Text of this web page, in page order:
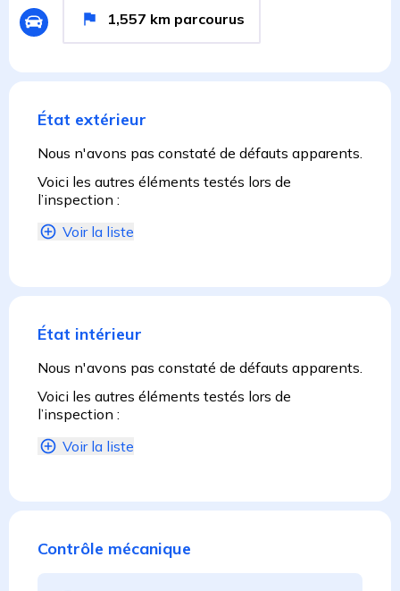
1,557 km parcourus
État extérieur
Nous n'avons pas constaté de défauts apparents.
Voici les autres éléments testés lors de
l’inspection :
Voir la liste
État intérieur
Nous n'avons pas constaté de défauts apparents.
Voici les autres éléments testés lors de
l’inspection :
Voir la liste
Contrôle mécanique